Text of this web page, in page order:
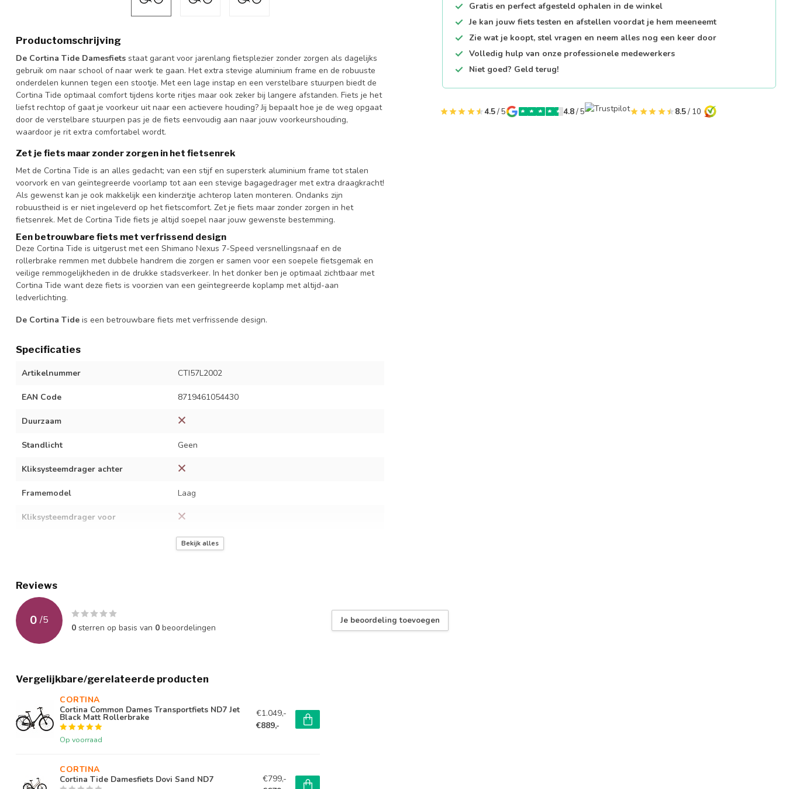
Productomschrijving
De Cortina Tide Damesfiets staat garant voor jarenlang fietsplezier zonder zorgen als dagelijks
gebruik om naar school of naar werk te gaan. Het extra stevige aluminium frame en de robuuste
onderdelen kunnen tegen een stootje. Met een lage instap en een verstelbare stuurpen biedt de
Cortina Tide optimaal comfort tijdens korte ritjes maar ook zeker bij langere afstanden. Fiets je het
liefst rechtop of gaat je voorkeur uit naar een actievere houding? Jij bepaalt hoe je de weg opgaat
door de verstelbare stuurpen pas je de fiets eenvoudig aan naar jouw voorkeurshouding,
waardoor je rit extra comfortabel wordt.
Zet je fiets maar zonder zorgen in het fietsenrek
Met de Cortina Tide is an alles gedacht; van een stijf en supersterk aluminium frame tot stalen
voorvork en van geïntegreerde voorlamp tot aan een stevige bagagedrager met extra draagkracht!
Als gewenst kan je ook makkelijk een kinderzitje achterop laten monteren. Ondanks zijn
robuustheid is er niet ingeleverd op het fietscomfort. Zet je fiets maar zonder zorgen in het
fietsenrek. Met de Cortina Tide fiets je altijd soepel naar jouw gewenste bestemming.
Een betrouwbare fiets met verfrissend design
Deze Cortina Tide is uitgerust met een Shimano Nexus 7-Speed versnellingsnaaf en de
rollerbrake remmen met dubbele handrem die zorgen er samen voor een soepele fietsgemak en
veilige remmogelijkheden in de drukke stadsverkeer. In het donker ben je optimaal zichtbaar met
Cortina Tide want deze fiets is voorzien van een geïntegreerde koplamp met altijd-aan
ledverlichting.
De Cortina Tide is een betrouwbare fiets met verfrissende design.
Specificaties
Artikelnummer CTI57L2002
EAN Code 8719461054430
Duurzaam
Standlicht Geen
Kliksysteemdrager achter
Framemodel Laag
Kliksysteemdrager voor
120kg
Handvatten
Remsysteem
Modeljaar --
Merk versnellingssysteem Shimano
Merk remsysteem voor
Kleurcode lakstift Aegean Blue 09000-10558
Bekijk alles
Gratis en perfect afgesteld ophalen in de winkel
Je kan jouw fiets testen en afstellen voordat je hem meeneemt
Zie wat je koopt, stel vragen en neem alles nog een keer door
Volledig hulp van onze professionele medewerkers
Niet goed? Geld terug!
4.5/ 5 4.8/ 5 8.5/ 10
Reviews
0 /5
0 sterren op basis van 0 beoordelingen
Je beoordeling toevoegen
Vergelijkbare/gerelateerde producten
CORTINA
Cortina Common Dames Transportfiets ND7 Jet
Black Matt Rollerbrake
Op voorraad
€1.049,-
€889,-
CORTINA
Cortina Tide Damesfiets Dovi Sand ND7
€799,-